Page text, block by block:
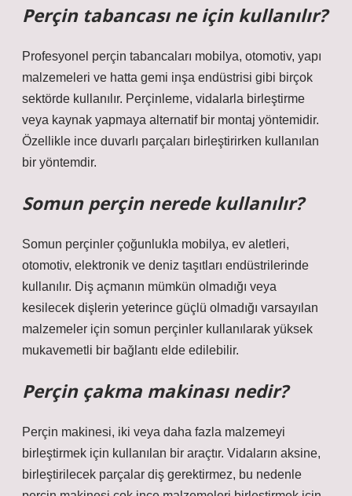
Perçin tabancası ne için kullanılır?
Profesyonel perçin tabancaları mobilya, otomotiv, yapı
malzemeleri ve hatta gemi inşa endüstrisi gibi birçok
sektörde kullanılır. Perçinleme, vidalarla birleştirme
veya kaynak yapmaya alternatif bir montaj yöntemidir.
Özellikle ince duvarlı parçaları birleştirirken kullanılan
bir yöntemdir.
Somun perçin nerede kullanılır?
Somun perçinler çoğunlukla mobilya, ev aletleri,
otomotiv, elektronik ve deniz taşıtları endüstrilerinde
kullanılır. Diş açmanın mümkün olmadığı veya
kesilecek dişlerin yeterince güçlü olmadığı varsayılan
malzemeler için somun perçinler kullanılarak yüksek
mukavemetli bir bağlantı elde edilebilir.
Perçin çakma makinası nedir?
Perçin makinesi, iki veya daha fazla malzemeyi
birleştirmek için kullanılan bir araçtır. Vidaların aksine,
birleştirilecek parçalar diş gerektirmez, bu nedenle